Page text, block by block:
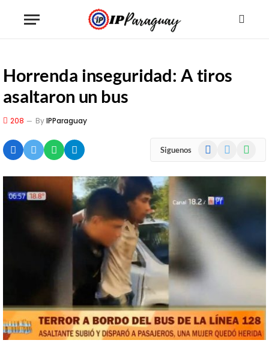
Horrenda inseguridad: A tiros
asaltaron un bus
208 ByIPParaguay
Siguenos Facebook